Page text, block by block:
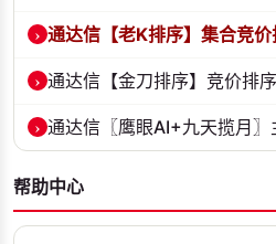
›
›
›
帮助中心